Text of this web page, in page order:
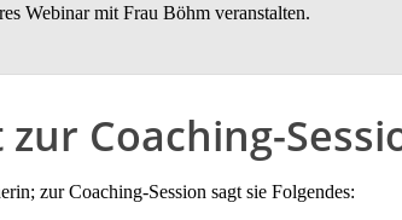
Webinar mit Frau Böhm veranstalten.
Coaching-
zur Coaching-Session sagt sie Folgendes: